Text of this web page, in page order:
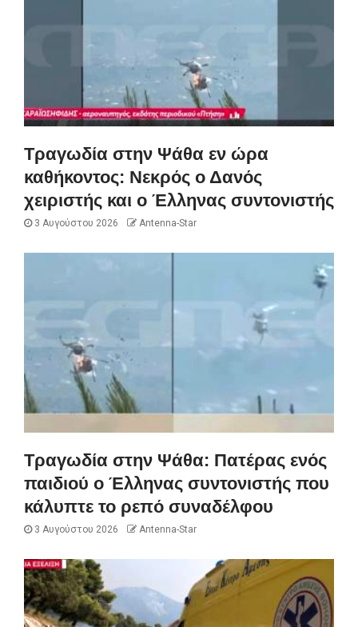
Τραγωδία στην Ψάθα εν ώρα
καθήκοντος: Νεκρός ο Δανός
χειριστής και ο Έλληνας συντονιστής
3 Αυγούστου 2026 Antenna-Star
Τραγωδία στην Ψάθα: Πατέρας ενός
παιδιού ο Έλληνας συντονιστής που
κάλυπτε το ρεπό συναδέλφου
3 Αυγούστου 2026 Antenna-Star